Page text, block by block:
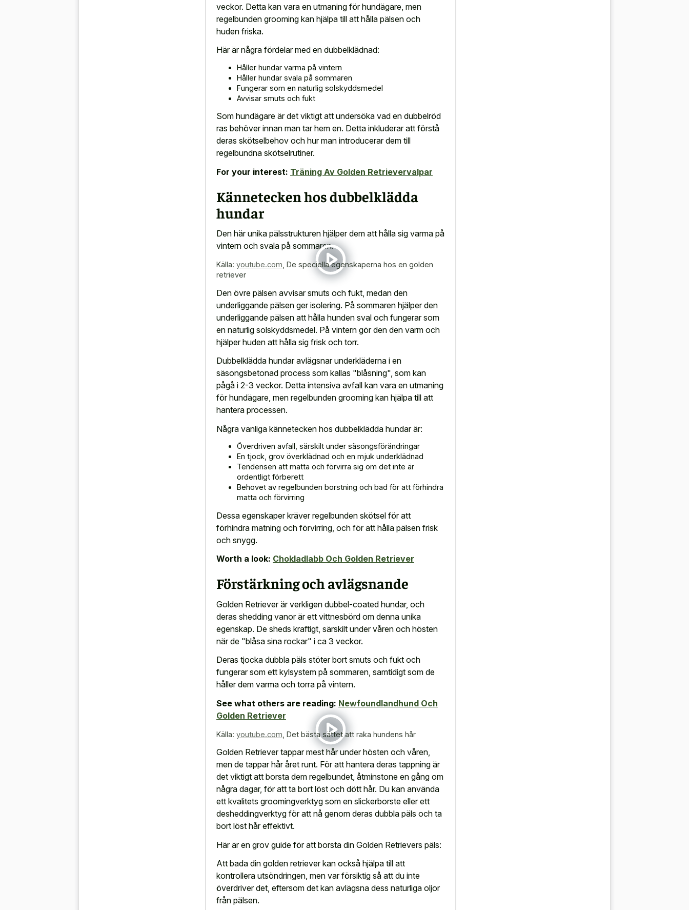
veckor. Detta kan vara en utmaning för hundägare, men
regelbunden grooming kan hjälpa till att hålla pälsen och
huden friska.
Här är några fördelar med en dubbelklädnad:
Håller hundar varma på vintern
Håller hundar svala på sommaren
Fungerar som en naturlig solskyddsmedel
Avvisar smuts och fukt
Som hundägare är det viktigt att undersöka vad en dubbelröd
ras behöver innan man tar hem en. Detta inkluderar att förstå
deras skötselbehov och hur man introducerar dem till
regelbundna skötselrutiner.
For your interest: Träning Av Golden Retrievervalpar
Kännetecken hos dubbelklädda
hundar
Den här unika pälsstrukturen hjälper dem att hålla sig varma på
vintern och svala på sommaren.
Källa: youtube.com De speciella egenskaperna hos en golden
retriever
Den övre pälsen avvisar smuts och fukt, medan den
underliggande pälsen ger isolering. På sommaren hjälper den
underliggande pälsen att hålla hunden sval och fungerar som
en naturlig solskyddsmedel. På vintern gör den den varm och
hjälper huden att hålla sig frisk och torr.
Dubbelklädda hundar avlägsnar underkläderna i en
säsongsbetonad process som kallas "blåsning", som kan
pågå i 2-3 veckor. Detta intensiva avfall kan vara en utmaning
för hundägare, men regelbunden grooming kan hjälpa till att
hantera processen.
Några vanliga kännetecken hos dubbelklädda hundar är:
Överdriven avfall, särskilt under säsongsförändringar
En tjock, grov överklädnad och en mjuk underklädnad
Tendensen att matta och förvirra sig om det inte är
ordentligt förberett
Behovet av regelbunden borstning och bad för att förhindra
matta och förvirring
Dessa egenskaper kräver regelbunden skötsel för att
förhindra matning och förvirring, och för att hålla pälsen frisk
och snygg.
Worth a look: Chokladlabb Och Golden Retriever
Förstärkning och avlägsnande
Golden Retriever är verkligen dubbel-coated hundar, och
deras shedding vanor är ett vittnesbörd om denna unika
egenskap. De sheds kraftigt, särskilt under våren och hösten
när de "blåsa sina rockar" i ca 3 veckor.
Deras tjocka dubbla päls stöter bort smuts och fukt och
fungerar som ett kylsystem på sommaren, samtidigt som de
håller dem varma och torra på vintern.
See what others are reading: Newfoundlandhund Och
Golden Retriever
Källa: youtube.com Det bästa sättet att raka hundens hår
Golden Retriever tappar mest hår under hösten och våren,
men de tappar hår året runt. För att hantera deras tappning är
det viktigt att borsta dem regelbundet, åtminstone en gång om
några dagar, för att ta bort löst och dött hår. Du kan använda
ett kvalitets groomingverktyg som en slickerborste eller ett
desheddingverktyg för att nå genom deras dubbla päls och ta
bort löst hår effektivt.
Här är en grov guide för att borsta din Golden Retrievers päls:
Att bada din golden retriever kan också hjälpa till att
kontrollera utsöndringen, men var försiktig så att du inte
överdriver det, eftersom det kan avlägsna dess naturliga oljor
från pälsen.